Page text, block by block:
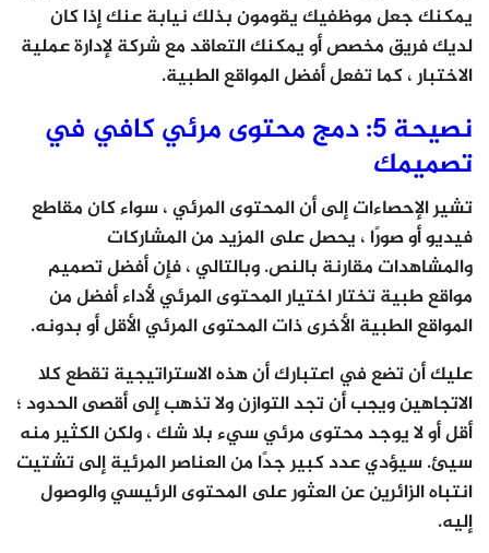
يمكنك جعل موظفيك يقومون بذلك نيابة عنك إذا كان
لديك فريق مخصص أو يمكنك التعاقد مع شركة لإدارة عملية
الاختبار ، كما تفعل أفضل المواقع الطبية.
نصيحة 5: دمج محتوى مرئي كافي في
تصميمك
تشير الإحصاءات إلى أن المحتوى المرئي ، سواء كان مقاطع
فيديو أو صورًا ، يحصل على المزيد من المشاركات
والمشاهدات مقارنة بالنص. وبالتالي ، فإن أفضل تصميم
مواقع طبية تختار اختيار المحتوى المرئي لأداء أفضل من
المواقع الطبية الأخرى ذات المحتوى المرئي الأقل أو بدونه.
عليك أن تضع في اعتبارك أن هذه الاستراتيجية تقطع كلا
الاتجاهين ويجب أن تجد التوازن ولا تذهب إلى أقصى الحدود ؛
أقل أو لا يوجد محتوى مرئي سيء بلا شك ، ولكن الكثير منه
سيئ. سيؤدي عدد كبير جدًا من العناصر المرئية إلى تشتيت
انتباه الزائرين عن العثور على المحتوى الرئيسي والوصول
إليه.